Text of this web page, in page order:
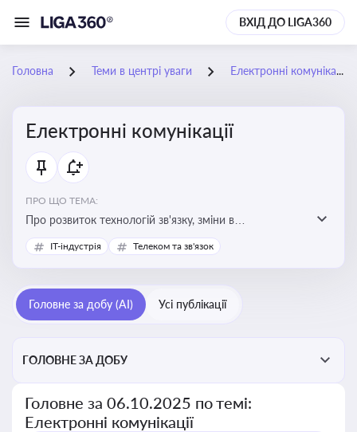
ВХІД ДО LIGA360
Головна Теми в центрі уваги Електронні комунікації
Електронні комунікації
ПРО ЩО ТЕМА:
Про розвиток технологій зв'язку, зміни в
законодавстві, регулювання ринку телекомунікацій,
інновації в сфері мобільних та інтернет-послуг
IT-індустрія Телеком та зв'язок
Головне за добу (AI) Усі публікації
ГОЛОВНЕ ЗА ДОБУ
Головне за 06.10.2025 по темі:
Електронні комунікації